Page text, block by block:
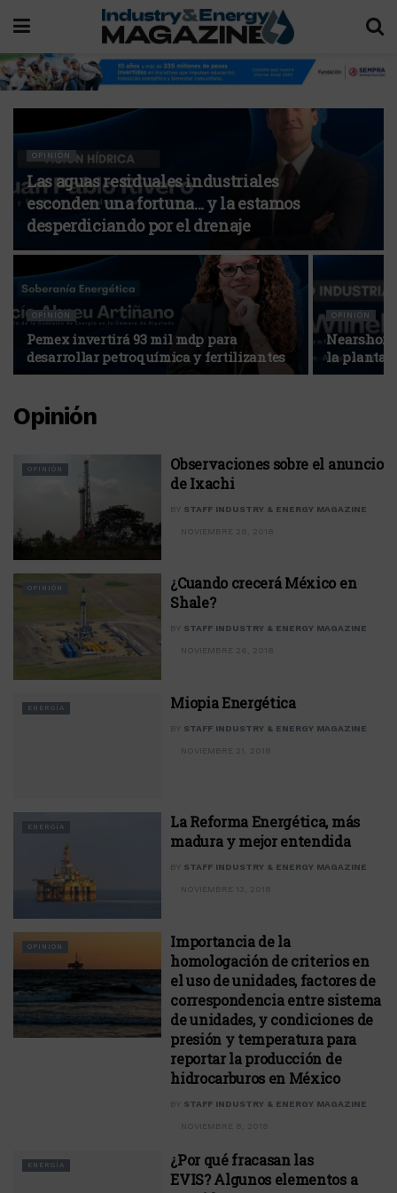
OPINIÓN
Las aguas residuales industriales
esconden una fortuna… y la estamos
desperdiciando por el drenaje
OPINIÓN
Pemex invertirá 93 mil mdp para
desarrollar petroquímica y fertilizantes
OPINIÓN
la planta
Opinión
OPINIÓN
Observaciones sobre el anuncio
de Ixachi
BY STAFF INDUSTRY & ENERGY MAGAZINE
NOVIEMBRE 28, 2018
OPINIÓN
¿Cuando crecerá México en
Shale?
BY STAFF INDUSTRY & ENERGY MAGAZINE
NOVIEMBRE 26, 2018
ENERGÍA Miopia Energética
BY STAFF INDUSTRY & ENERGY MAGAZINE
NOVIEMBRE 21, 2018
ENERGÍA
La Reforma Energética, más
madura y mejor entendida
BY STAFF INDUSTRY & ENERGY MAGAZINE
NOVIEMBRE 13, 2018
OPINIÓN
Importancia de la
homologación de criterios en
el uso de unidades, factores de
correspondencia entre sistema
de unidades, y condiciones de
presión y temperatura para
reportar la producción de
hidrocarburos en México
BY STAFF INDUSTRY & ENERGY MAGAZINE
NOVIEMBRE 8, 2018
ENERGÍA
¿Por qué fracasan las
EVIS? Algunos elementos a